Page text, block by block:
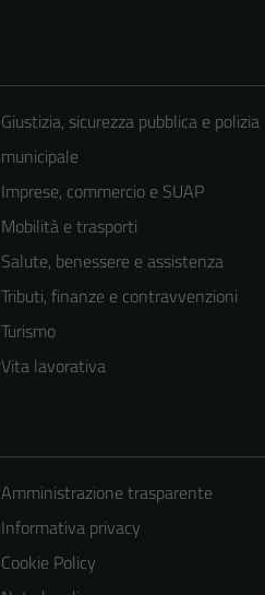
Giustizia, sicurezza pubblica e polizia
municipale
Imprese, commercio e SUAP
Mobilità e trasporti
Salute, benessere e assistenza
Tributi, finanze e contravvenzioni
Turismo
Vita lavorativa
Amministrazione trasparente
Informativa privacy
Cookie Policy